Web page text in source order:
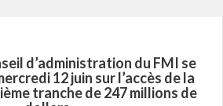
d’administration du FMI se
12 juin sur l’accès de la
tranche de 247 millions de